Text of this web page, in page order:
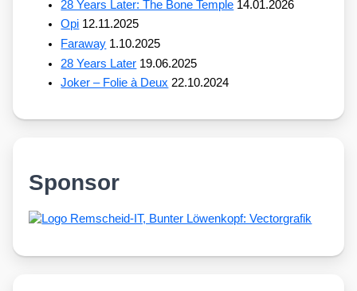
28 Years Later: The Bone Temple 14.01.2026
Opi 12.11.2025
Faraway 1.10.2025
28 Years Later 19.06.2025
Joker – Folie à Deux 22.10.2024
Sponsor